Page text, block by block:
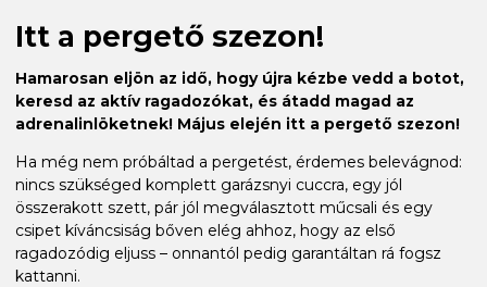
Itt a pergető szezon!
Hamarosan eljön az idő, hogy újra kézbe vedd a botot,
keresd az aktív ragadozókat, és átadd magad az
adrenalinlöketnek! Május elején itt a pergető szezon!
Ha még nem próbáltad a pergetést, érdemes belevágnod:
nincs szükséged komplett garázsnyi cuccra, egy jól
összerakott szett, pár jól megválasztott műcsali és egy
csipet kíváncsiság bőven elég ahhoz, hogy az első
ragadozódig eljuss – onnantól pedig garantáltan rá fogsz
kattanni.